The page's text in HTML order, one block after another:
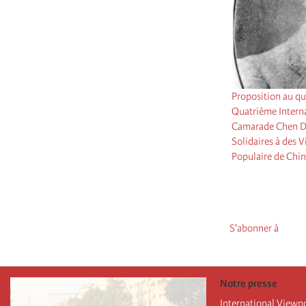
Proposition au
Quatrième
Camarade Chen
Solidaires à des
Populaire de
S'abonner à
Notre presse
International